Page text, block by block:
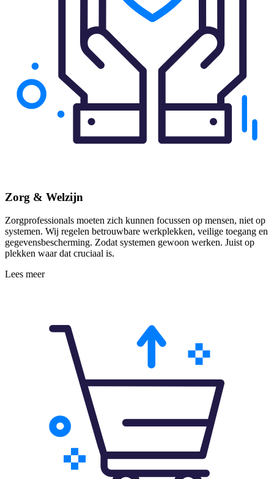
Zorg & Welzijn
Zorgprofessionals moeten zich kunnen focussen op mensen, niet op
systemen. Wij regelen betrouwbare werkplekken, veilige toegang en
gegevensbescherming. Zodat systemen gewoon werken. Juist op
plekken waar dat cruciaal is.
Lees meer